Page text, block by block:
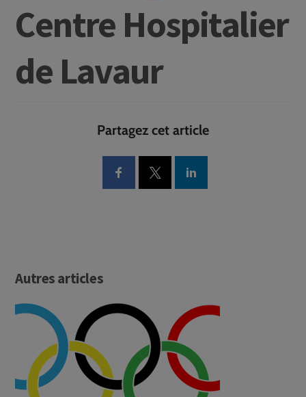
Centre Hospitalier
de Lavaur
Partagez cet article
Autres articles